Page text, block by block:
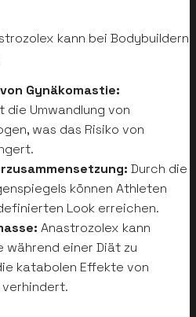
kann bei Bodybuildern
Gynäkomastie:
die Umwandlung von
was das Risiko von
Durch die
können Athleten
Look erreichen.
Anastrozolex kann
während einer Diät zu
katabolen Effekte von